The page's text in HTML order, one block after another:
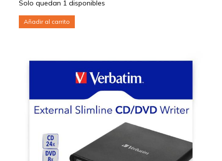
Solo quedan 1 disponibles
Añadir al carrito